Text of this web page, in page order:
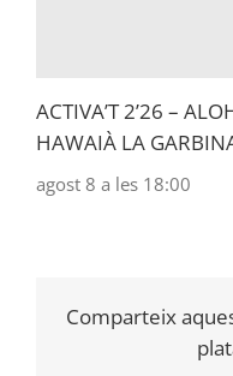
ACTIVA’T 2’26 –
HAWAIÀ LA
agost 8 a les 18:00
Comparteix